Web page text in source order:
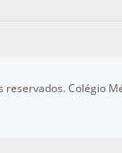
reservados. Colégio